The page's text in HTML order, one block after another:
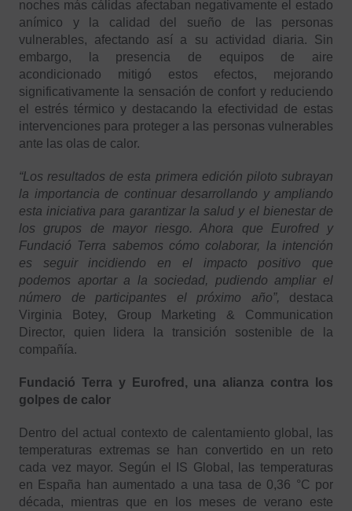
noches más cálidas afectaban negativamente el estado
anímico y la calidad del sueño de las personas
vulnerables, afectando así a su actividad diaria. Sin
embargo, la presencia de equipos de aire
acondicionado mitigó estos efectos, mejorando
significativamente la sensación de confort y reduciendo
el estrés térmico y destacando la efectividad de estas
intervenciones para proteger a las personas vulnerables
ante las olas de calor.
“Los resultados de esta primera edición piloto subrayan
la importancia de continuar desarrollando y ampliando
esta iniciativa para garantizar la salud y el bienestar de
los grupos de mayor riesgo. Ahora que Eurofred y
Fundació Terra sabemos cómo colaborar, la intención
es seguir incidiendo en el impacto positivo que
podemos aportar a la sociedad, pudiendo ampliar el
número de participantes el próximo año”, destaca
Virginia Botey, Group Marketing & Communication
Director, quien lidera la transición sostenible de la
compañía.
Fundació Terra y Eurofred, una alianza contra los
golpes de calor
Dentro del actual contexto de calentamiento global, las
temperaturas extremas se han convertido en un reto
cada vez mayor. Según el IS Global, las temperaturas
en España han aumentado a una tasa de 0,36 °C por
década, mientras que en los meses de verano este